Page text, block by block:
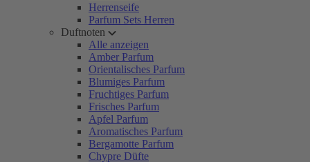
Herrenseife
Parfum Sets Herren
Duftnoten
Alle anzeigen
Amber Parfum
Orientalisches Parfum
Blumiges Parfum
Fruchtiges Parfum
Frisches Parfum
Apfel Parfum
Aromatisches Parfum
Bergamotte Parfum
Chypre Düfte